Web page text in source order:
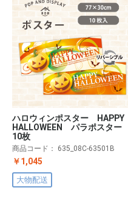
ハロウィンポスター HAPPY
HALLOWEEN パラポスター
10枚
商品コード： 635_08C-63501B
￥1,045
大物配送